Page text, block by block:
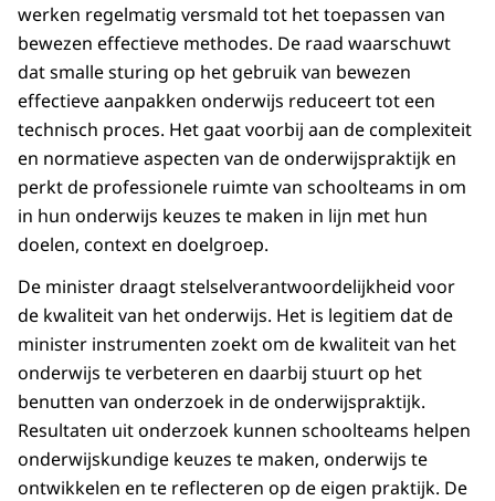
werken regelmatig versmald tot het toepassen van
bewezen effectieve methodes. De raad waarschuwt
dat smalle sturing op het gebruik van bewezen
effectieve aanpakken onderwijs reduceert tot een
technisch proces. Het gaat voorbij aan de complexiteit
en normatieve aspecten van de onderwijspraktijk en
perkt de professionele ruimte van schoolteams in om
in hun onderwijs keuzes te maken in lijn met hun
doelen, context en doelgroep.
De minister draagt stelselverantwoordelijkheid voor
de kwaliteit van het onderwijs. Het is legitiem dat de
minister instrumenten zoekt om de kwaliteit van het
onderwijs te verbeteren en daarbij stuurt op het
benutten van onderzoek in de onderwijspraktijk.
Resultaten uit onderzoek kunnen schoolteams helpen
onderwijskundige keuzes te maken, onderwijs te
ontwikkelen en te reflecteren op de eigen praktijk. De